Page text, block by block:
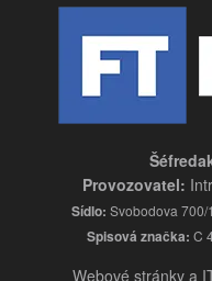
Provozovatel:
Sídlo: Svobodova 700/
Spisová značka: C
Webové stránky a